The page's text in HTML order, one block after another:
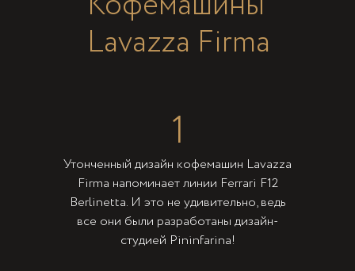
Lavazza Firma
Утонченный дизайн кофемашин Lavazza
Firma напоминает линии Ferrari F12
Berlinetta. И это не удивительно, ведь
все они были разработаны дизайн-
студией Pininfarina!
1